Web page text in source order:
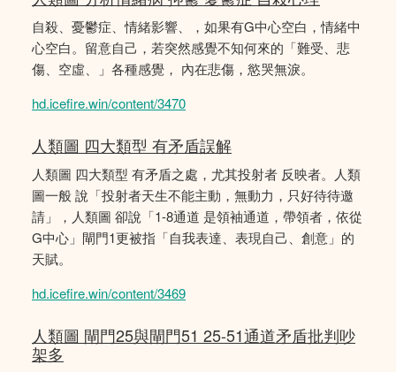
自殺、憂鬱症、情緒影響、，如果有G中心空白，情緒中
心空白。留意自己，若突然感覺不知何來的「難受、悲
傷、空虛、」各種感覺， 內在悲傷，慾哭無淚。
hd.icefire.win/content/3470
人類圖 四大類型 有矛盾誤解
人類圖 四大類型 有矛盾之處，尤其投射者 反映者。人類
圖一般 說「投射者天生不能主動，無動力，只好待待邀
請」，人類圖 卻說「1-8通道 是領袖通道，帶領者，依從
G中心」閘門1更被指「自我表達、表現自己、創意」的
天賦。
hd.icefire.win/content/3469
人類圖 閘門25與閘門51 25-51通道矛盾批判吵
架多